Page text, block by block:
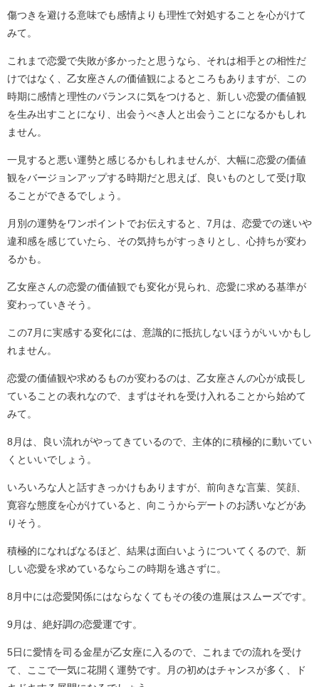
傷つきを避ける意味でも感情よりも理性で対処することを心がけて
みて。
これまで恋愛で失敗が多かったと思うなら、それは相手との相性だ
けではなく、乙女座さんの価値観によるところもありますが、この
時期に感情と理性のバランスに気をつけると、新しい恋愛の価値観
を生み出すことになり、出会うべき人と出会うことになるかもしれ
ません。
一見すると悪い運勢と感じるかもしれませんが、大幅に恋愛の価値
観をバージョンアップする時期だと思えば、良いものとして受け取
ることができるでしょう。
月別の運勢をワンポイントでお伝えすると、7月は、恋愛での迷いや
違和感を感じていたら、その気持ちがすっきりとし、心持ちが変わ
るかも。
乙女座さんの恋愛の価値観でも変化が見られ、恋愛に求める基準が
変わっていきそう。
この7月に実感する変化には、意識的に抵抗しないほうがいいかもし
れません。
恋愛の価値観や求めるものが変わるのは、乙女座さんの心が成長し
ていることの表れなので、まずはそれを受け入れることから始めて
みて。
8月は、良い流れがやってきているので、主体的に積極的に動いてい
くといいでしょう。
いろいろな人と話すきっかけもありますが、前向きな言葉、笑顔、
寛容な態度を心がけていると、向こうからデートのお誘いなどがあ
りそう。
積極的になればなるほど、結果は面白いようについてくるので、新
しい恋愛を求めているならこの時期を逃さずに。
8月中には恋愛関係にはならなくてもその後の進展はスムーズです。
9月は、絶好調の恋愛運です。
5日に愛情を司る金星が乙女座に入るので、これまでの流れを受け
て、ここで一気に花開く運勢です。月の初めはチャンスが多く、ド